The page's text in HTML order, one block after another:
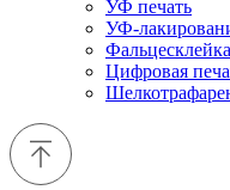
УФ печать
УФ-
Фальцесклейка
Цифровая